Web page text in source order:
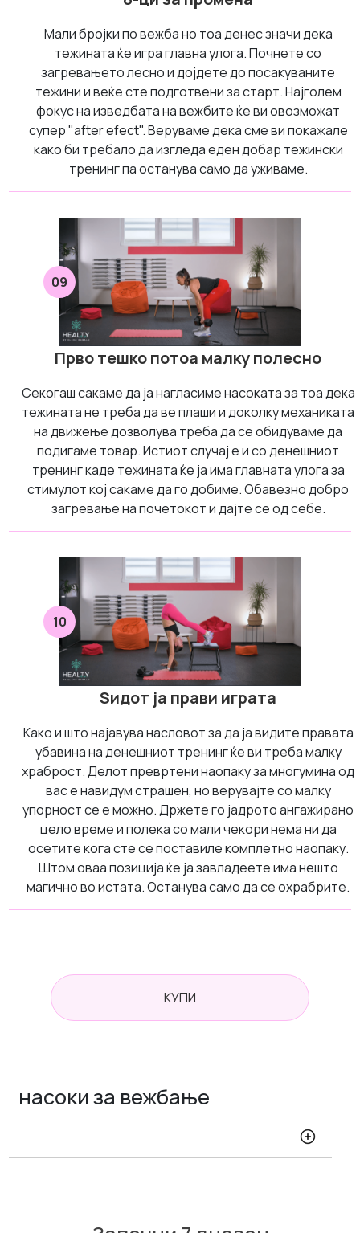
Мали бројки по вежба но тоа денес значи дека
тежината ќе игра главна улога. Почнете со
загревањето лесно и дојдете до посакуваните
тежини и веќе сте подготвени за старт. Најголем
фокус на изведбата на вежбите ќе ви овозможат
супер "aftеr efect". Веруваме дека сме ви покажале
како би требало да изгледа еден добар тежински
тренинг па останува само да уживаме.
09
Прво тешко потоа малку полесно
Секогаш сакаме да ја нагласиме насоката за тоа дека
тежината не треба да ве плаши и доколку механиката
на движење дозволува треба да се обидуваме да
подигаме товар. Истиот случај е и со денешниот
тренинг каде тежината ќе ја има главната улога за
стимулот кој сакаме да го добиме. Обавезно добро
загревање на почетокот и дајте се од себе.
10
Ѕидот ја прави играта
Како и што најавува насловот за да ја видите правата
убавина на денешниот тренинг ќе ви треба малку
храброст. Делот превртени наопаку за многумина од
вас е навидум страшен, но верувајте со малку
упорност се е можно. Држете го јадрото ангажирано
цело време и полека со мали чекори нема ни да
осетите кога сте се поставиле комплетно наопаку.
Штом оваа позиција ќе ја завладеете има нешто
магично во истата. Останува само да се охрабрите.
КУПИ
насоки за вежбање